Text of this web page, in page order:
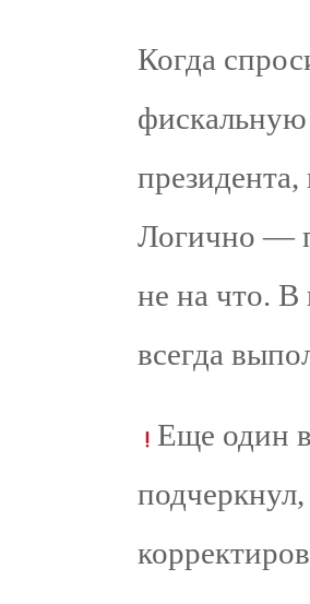
Когда
Логично —
не на что. В
всегда
Еще один